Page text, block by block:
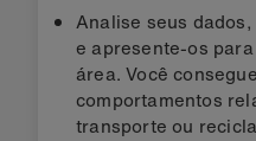
Analise seus
e apresente-os
área. Você
comportamentos
transporte ou